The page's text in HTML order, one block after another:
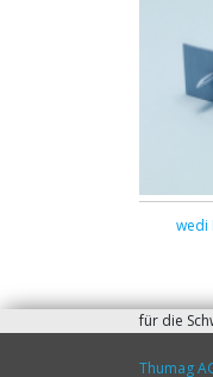
wedi
für die
Thumag